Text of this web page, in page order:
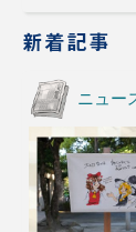
新着記事
ニュー